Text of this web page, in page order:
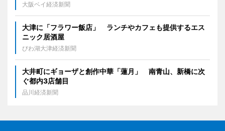
大阪ベイ経済新聞
大津に「フラワー飯店」 ランチやカフェも提供するエス
ニック居酒屋
びわ湖大津経済新聞
大井町にギョーザと創作中華「蓮月」 南青山、新橋に次
ぐ都内3店舗目
品川経済新聞